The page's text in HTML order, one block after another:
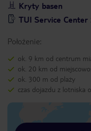
Kryty basen
TUI Service Center
Położenie:
ok. 9 km od centrum
ok. 20 km od
ok. 300 m od plaży
czas dojazdu z lotniska